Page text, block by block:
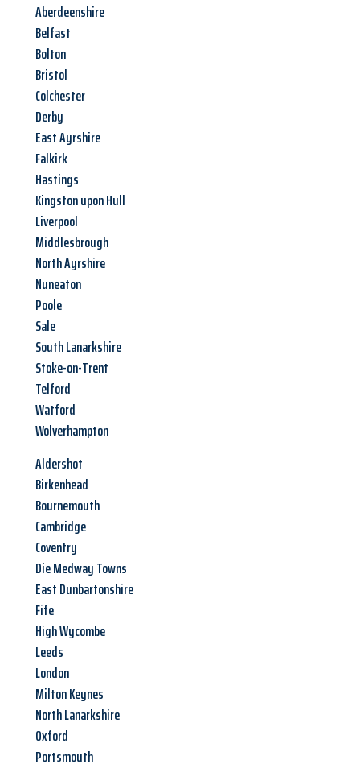
Aberdeenshire
Belfast
Bolton
Bristol
Colchester
Derby
East Ayrshire
Falkirk
Hastings
Kingston upon Hull
Liverpool
Middlesbrough
North Ayrshire
Nuneaton
Poole
Sale
South Lanarkshire
Stoke-on-Trent
Telford
Watford
Wolverhampton
Aldershot
Birkenhead
Bournemouth
Cambridge
Coventry
Die Medway Towns
East Dunbartonshire
Fife
High Wycombe
Leeds
London
Milton Keynes
North Lanarkshire
Oxford
Portsmouth